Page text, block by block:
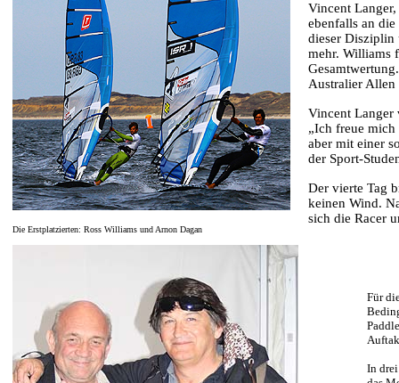
Die Erstplatzierten: Ross Williams und Arnon Dagan
Vincent
ebenfalls an
dieser Disziplin
mehr. Williams
Australier Allen
Vincent Langer
„Ich freue
aber mit einer
der Sport-
Der vierte Tag
keinen Wind.
sich die Racer
Für
In